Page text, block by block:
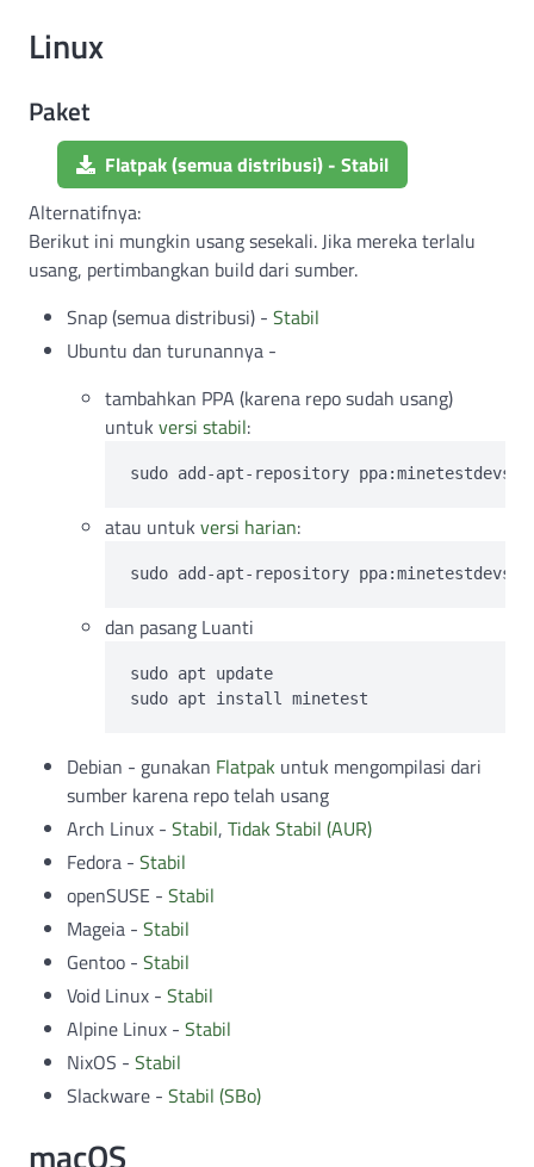
Linux
Paket
Flatpak (semua distribusi) - Stabil
Alternatifnya:
Berikut ini mungkin usang sesekali. Jika mereka terlalu
usang, pertimbangkan build dari sumber.
Snap (semua distribusi) - Stabil
Ubuntu dan turunannya -
tambahkan PPA (karena repo sudah usang)
untuk versi stabil:
atau untuk versi harian:
dan pasang Luanti
sudo apt update
Debian - gunakan Flatpak untuk mengompilasi dari
sumber karena repo telah usang
Arch Linux - Stabil, Tidak Stabil (AUR)
Fedora - Stabil
openSUSE - Stabil
Mageia - Stabil
Gentoo - Stabil
Void Linux - Stabil
Alpine Linux - Stabil
NixOS - Stabil
Slackware - Stabil (SBo)
macOS